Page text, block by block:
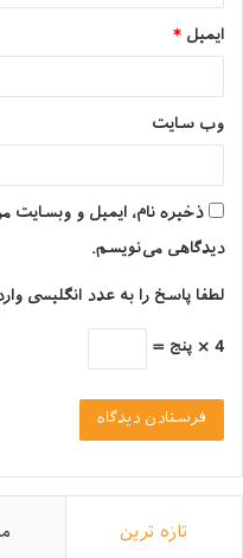
سرشار از فیبر
مناسب برای سگ های
قبل از اینکه سیب
ایجاد مشکلات
تابستان می‌توانید
میان وعده در اختیار
موز: در واقع مواد
استفاده کرد که
بدهید. دامپزشکان
سالم برای سگ ها
ویتامین ب6
سرشار از منیزیم و
را تقویت می‌کند.
می‌کند.
ایمیل *
وب‌ سایت
ذخیره نام، ایمیل و وبسایت
دیدگاهی می‌نویسم.
لطفا پاسخ را به عدد انگلیسی
4 × پنج =
تازه ترین